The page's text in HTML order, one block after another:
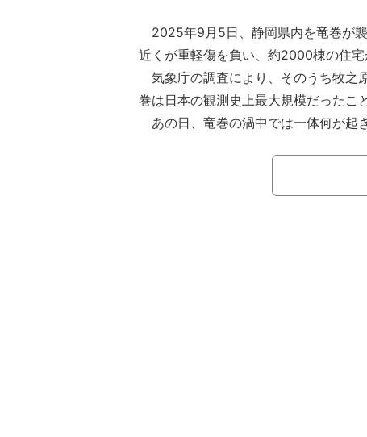
2025年9月5日、静岡県内を竜巻が
近くが重軽傷を負い、約2000棟の住宅
気象庁の調査により、そのうち牧之
巻は日本の観測史上最大規模だったこ
あの日、竜巻の渦中では一体何が起